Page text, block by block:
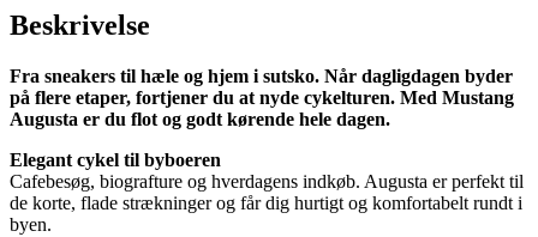
Beskrivelse
Fra sneakers til hæle og hjem i sutsko. Når dagligdagen byder
på flere etaper, fortjener du at nyde cykelturen. Med Mustang
Augusta er du flot og godt kørende hele dagen.
Elegant cykel til byboeren
Cafebesøg, biografture og hverdagens indkøb. Augusta er perfekt til
de korte, flade strækninger og får dig hurtigt og komfortabelt rundt i
byen.